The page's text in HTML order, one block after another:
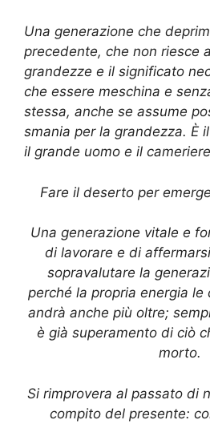
Una generazione che
precedente, che non riesce
grandezze e il significato
che essere meschina e
stessa, anche se assume
smania per la grandezza. È
il grande uomo e il
Fare il deserto per
Una generazione vitale e
di lavorare e di
sopravalutare la
perché la propria energia le
andrà anche più oltre;
è già superamento di ciò
morto.
Si rimprovera al passato di
compito del presente: